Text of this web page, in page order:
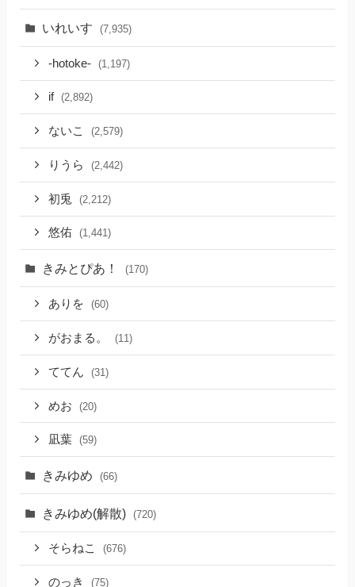
いれいす (7,935)
-hotoke- (1,197)
if (2,892)
ないこ (2,579)
りうら (2,442)
初兎 (2,212)
悠佑 (1,441)
きみとぴあ！ (170)
ありを (60)
がおまる。 (11)
ててん (31)
めお (20)
凪葉 (59)
きみゆめ (66)
きみゆめ(解散) (720)
そらねこ (676)
のっき (75)